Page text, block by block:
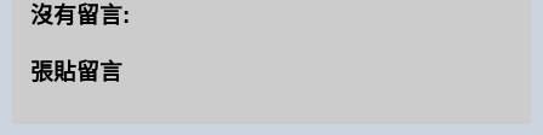
沒有留言:
張貼留言